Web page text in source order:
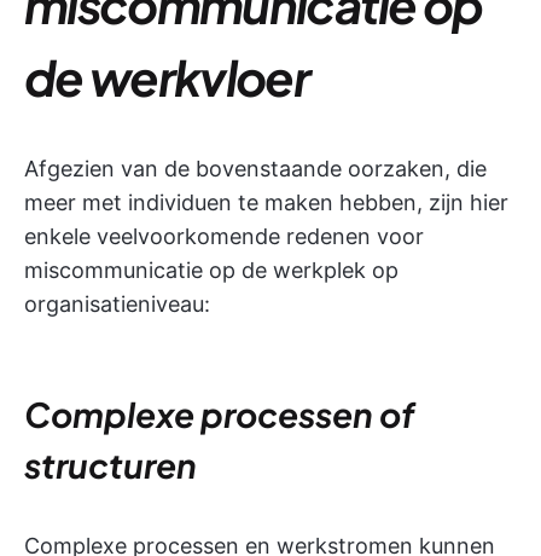
de werkvloer
Afgezien van de bovenstaande oorzaken, die
meer met individuen te maken hebben, zijn hier
enkele veelvoorkomende redenen voor
miscommunicatie op de werkplek op
organisatieniveau:
Complexe processen of
structuren
Complexe processen en werkstromen kunnen